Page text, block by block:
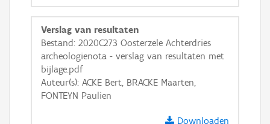
Basis Lagen
OSM-Basiskaart
Ortho
GRB-Basiskaart
GRB-Basiskaart in grijswaarden
Verslag van resultaten
Bestand: 2020C273 Oosterzele Achterdries
archeologienota - verslag van resultaten met
bijlage.pdf
Auteur(s): ACKE Bert, BRACKE Maarten,
FONTEYN Paulien
Downloaden